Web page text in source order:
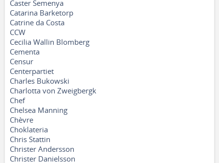
Caster Semenya
Catarina Barketorp
Catrine da Costa
CCW
Cecilia Wallin Blomberg
Cementa
Censur
Centerpartiet
Charles Bukowski
Charlotta von Zweigbergk
Chef
Chelsea Manning
Chèvre
Choklateria
Chris Stattin
Christer Andersson
Christer Danielsson